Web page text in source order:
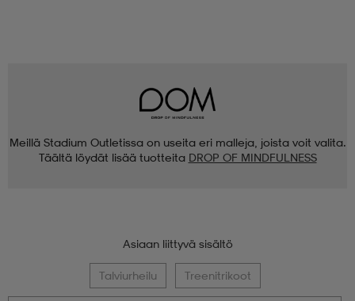
Meillä Stadium Outletissa on useita eri malleja, joista voit valita.
Täältä löydät lisää tuotteita DROP OF MINDFULNESS
Asiaan liittyvä sisältö
Talviurheilu Treenitrikoot